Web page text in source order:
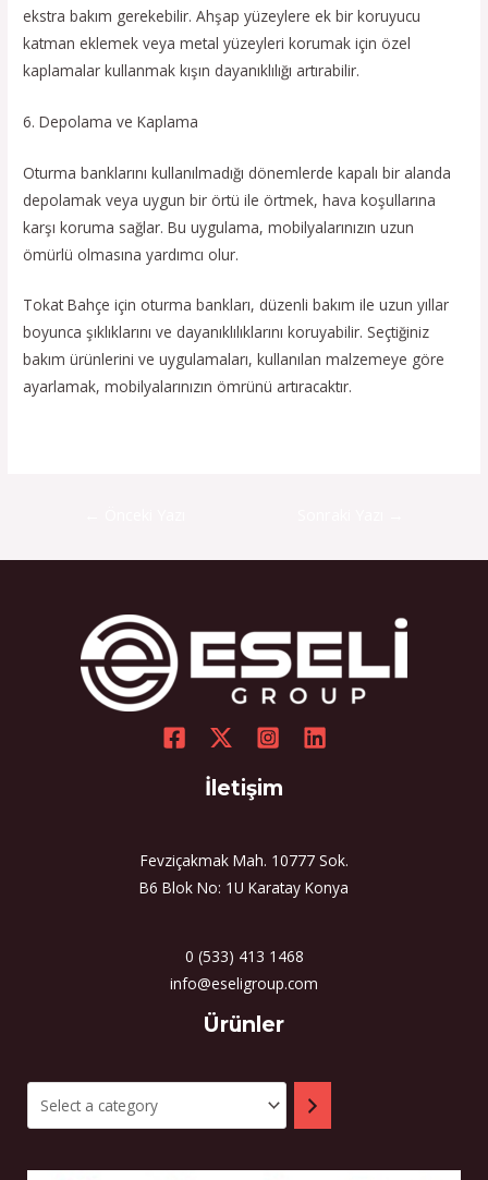
ekstra bakım gerekebilir. Ahşap yüzeylere ek bir koruyucu
katman eklemek veya metal yüzeyleri korumak için özel
kaplamalar kullanmak kışın dayanıklılığı artırabilir.
6. Depolama ve Kaplama
Oturma banklarını kullanılmadığı dönemlerde kapalı bir alanda
depolamak veya uygun bir örtü ile örtmek, hava koşullarına
karşı koruma sağlar. Bu uygulama, mobilyalarınızın uzun
ömürlü olmasına yardımcı olur.
Tokat Bahçe için oturma bankları, düzenli bakım ile uzun yıllar
boyunca şıklıklarını ve dayanıklılıklarını koruyabilir. Seçtiğiniz
bakım ürünlerini ve uygulamaları, kullanılan malzemeye göre
ayarlamak, mobilyalarınızın ömrünü artıracaktır.
İletişim
Fevziçakmak Mah. 10777 Sok.
B6 Blok No: 1U Karatay Konya
0 (533) 413 1468
info@eseligroup.com
Ürünler